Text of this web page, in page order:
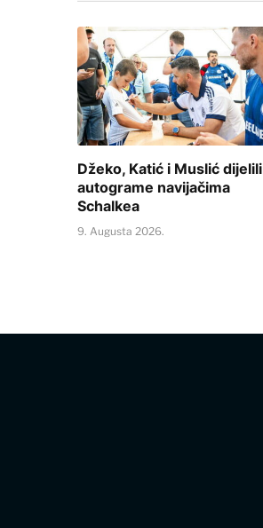
Džeko, Katić i Muslić dijelili
autograme navijačima
Schalkea
9. Augusta 2026.